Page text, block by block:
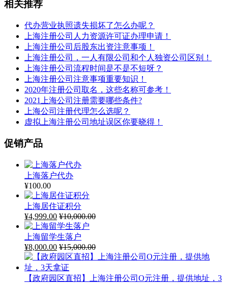
相关推荐
代办营业执照遗失损坏了怎么办呢？
上海注册公司人力资源许可证办理申请！
上海注册公司后股东出资注意事项！
上海注册公司，一人有限公司和个人独资公司区别！
上海注册公司流程时间是不是不短呀？
上海注册公司注意事项重要知识！
2020年注册公司取名，这些名称可参考！
2021上海公司注册需要哪些条件?
上海公司注册代理怎么选呢？
虚拟上海注册公司地址误区你要晓得！
促销产品
上海落户代办
¥100.00
上海居住证积分
¥4,999.00 ¥10,000.00
上海留学生落户
¥8,000.00 ¥15,000.00
【政府园区直招】上海注册公司O元注册，提供地址，3